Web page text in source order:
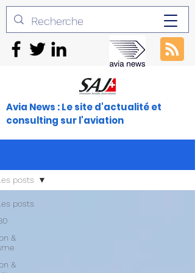
Avia News : Le site d'actualité et
consulting sur l'aviation
posts
&
&
posts